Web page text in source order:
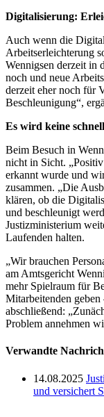
Digitalisierung:
Auch wenn die
Arbeitserleichterung
Wennigsen derzeit in
noch und neue
derzeit eher noch für
Beschleunigung“,
Es wird keine
Beim Besuch in
nicht in Sicht.
erkannt wurde und
zusammen. „Die
klären, ob die
und beschleunigt
Justizministerium
Laufenden halten.
„Wir brauchen
am Amtsgericht
mehr Spielraum für
Mitarbeitenden
abschließend:
Problem annehmen
Verwandte
14.08.2025
und versichert